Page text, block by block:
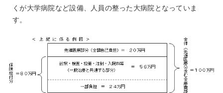
くが大学病院など設備、人員の整った大病院となっていま
す。